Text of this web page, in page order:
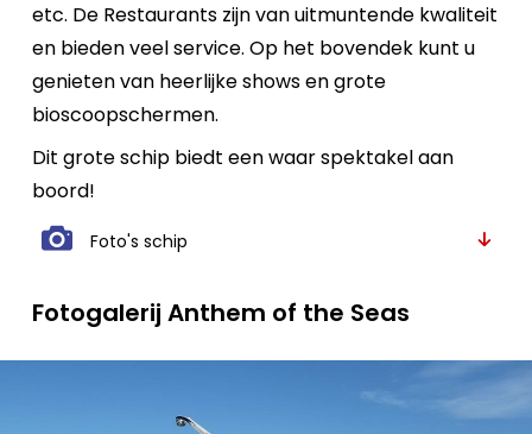
etc. De Restaurants zijn van uitmuntende kwaliteit
en bieden veel service. Op het bovendek kunt u
genieten van heerlijke shows en grote
bioscoopschermen.
Dit grote schip biedt een waar spektakel aan
boord!
Foto's schip
Fotogalerij Anthem of the Seas